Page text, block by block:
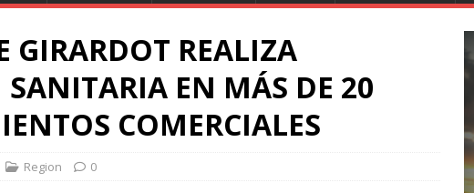
GIRARDOT REALIZA
SANITARIA EN MÁS DE 20
COMERCIALES
Region 0